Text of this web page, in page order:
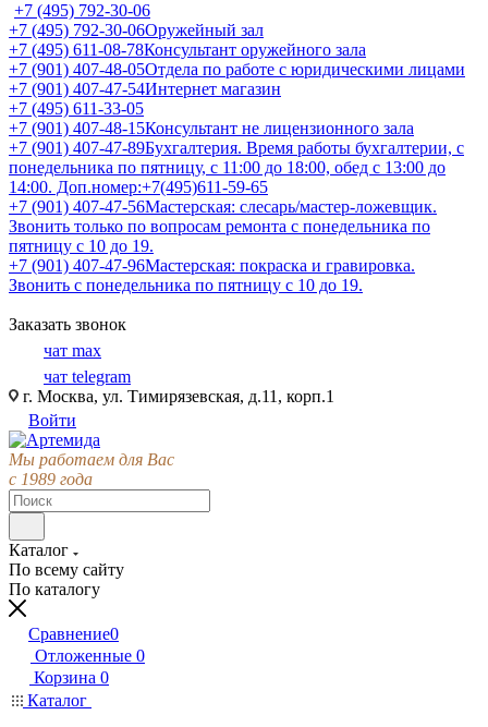
+7 (495) 792-30-06
+7 (495) 792-30-06Оружейный зал
+7 (495) 611-08-78Консультант оружейного зала
+7 (901) 407-48-05Отдела по работе с юридическими лицами
+7 (901) 407-47-54Интернет магазин
+7 (495) 611-33-05
+7 (901) 407-48-15Консультант не лицензионного зала
+7 (901) 407-47-89Бухгалтерия. Время работы бухгалтерии, с
понедельника по пятницу, с 11:00 до 18:00, обед с 13:00 до
14:00. Доп.номер:+7(495)611-59-65
+7 (901) 407-47-56Мастерская: слесарь/мастер-ложевщик.
Звонить только по вопросам ремонта с понедельника по
пятницу с 10 до 19.
+7 (901) 407-47-96Мастерская: покраска и гравировка.
Звонить с понедельника по пятницу с 10 до 19.
Заказать звонок
чат max
чат telegram
г. Москва, ул. Тимирязевская, д.11, корп.1
Войти
Мы работаем для Вас
с 1989 года
Каталог
По всему сайту
По каталогу
Сравнение0
Отложенные 0
Корзина 0
Каталог